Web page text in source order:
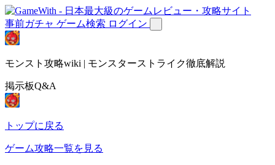
事前ガチャ ゲーム検索 ログイン
モンスト攻略wiki | モンスターストライク徹底解説
掲示板Q&A
トップに戻る
ゲーム攻略一覧を見る